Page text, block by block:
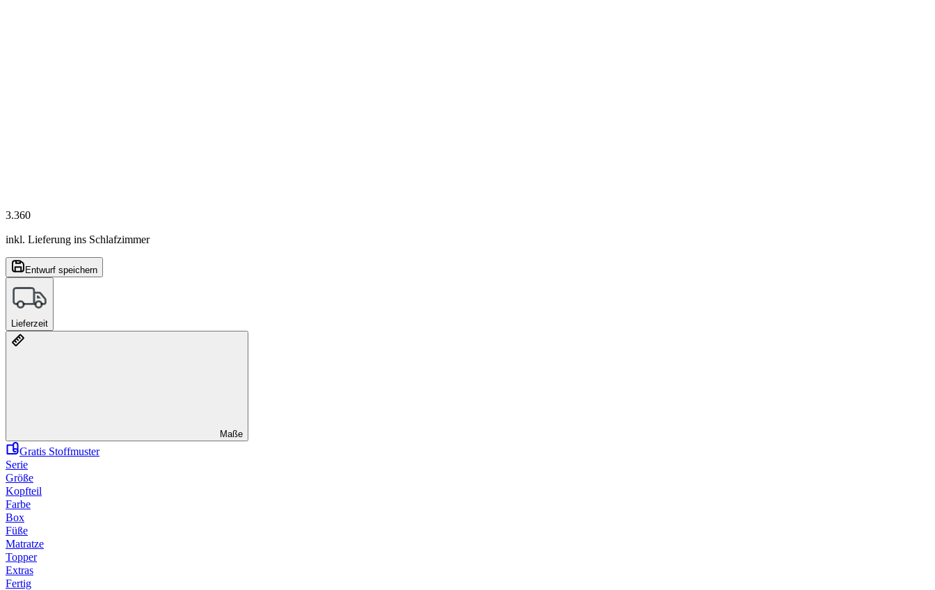
3.360
inkl. Lieferung ins Schlafzimmer
Entwurf speichern
Lieferzeit
Maße
Gratis Stoffmuster
Serie
Größe
Kopfteil
Farbe
Box
Füße
Matratze
Topper
Extras
Fertig